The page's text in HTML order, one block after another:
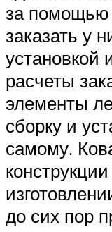
за помощью
заказать у
установкой
расчеты
элементы
сборку и
самому.
до сих пор